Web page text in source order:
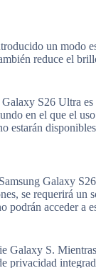
un modo
reduce el
S26 Ultra es
en el que el
estarán
Galaxy
se requerirá un
acceder a
Galaxy S.
privacidad